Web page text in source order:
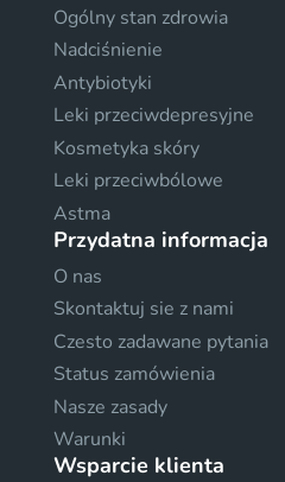
Ogólny stan zdrowia
Nadciśnienie
Antybiotyki
Leki przeciwdepresyjne
Kosmetyka skóry
Leki przeciwbólowe
Astma
Przydatna informacja
O nas
Skontaktuj sie z nami
Czesto zadawane pytania
Status zamówienia
Nasze zasady
Warunki
Wsparcie klienta